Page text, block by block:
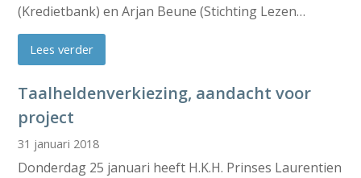
(Kredietbank) en Arjan Beune (Stichting Lezen…
Lees verder
Taalheldenverkiezing, aandacht voor
project
31 januari 2018
Donderdag 25 januari heeft H.K.H. Prinses Laurentien